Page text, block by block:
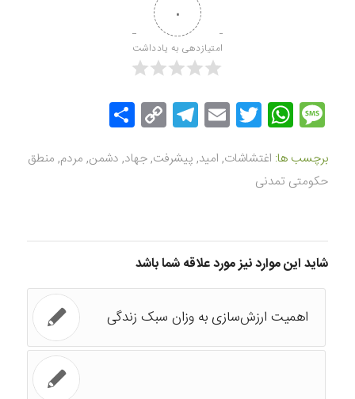
۰
امتیازدهی به یادداشت
Message
WhatsApp
Twitter
Email
Telegram
Copy
Link
اشتراک
گذاری برچسب ها: اغتشاشات, امید, پیشرفت,جهاد, دشمن, مردم, منطق
حکومتی تمدنی
شاید این موارد نیز مورد علاقه شما باشد
اهمیت ارزش‌سازی به وزان سبک زندگی